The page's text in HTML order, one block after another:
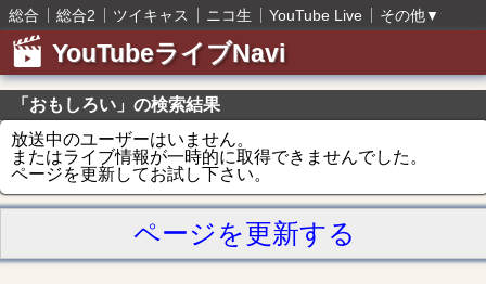
総合 総合2 ツイキャス ニコ生 YouTube Live その他▼
YouTubeライブNavi
「おもしろい」の検索結果
放送中のユーザーはいません。
またはライブ情報が一時的に取得できませんでした。
ページを更新してお試し下さい。
ページを更新する